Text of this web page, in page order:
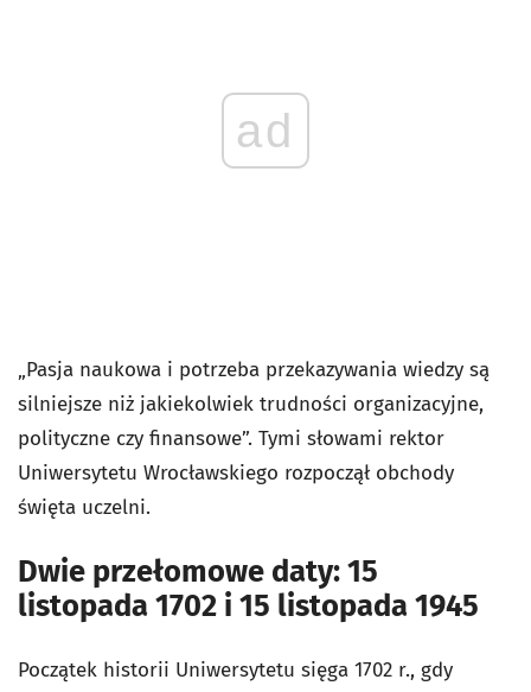
ad
„Pasja naukowa i potrzeba przekazywania wiedzy są
silniejsze niż jakiekolwiek trudności organizacyjne,
polityczne czy finansowe”. Tymi słowami rektor
Uniwersytetu Wrocławskiego rozpoczął obchody
święta uczelni.
Dwie przełomowe daty: 15
listopada 1702 i 15 listopada 1945
Początek historii Uniwersytetu sięga 1702 r., gdy